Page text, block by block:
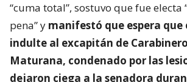
“cuma total”, sostuvo que fue electa
pena” y manifestó que espera que
indulte al excapitán de
Maturana, condenado por las
dejaron ciega a la senadora